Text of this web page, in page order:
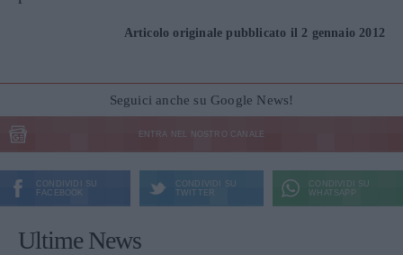
Articolo originale pubblicato il 2 gennaio 2012
Seguici anche su Google News!
ENTRA NEL NOSTRO CANALE
CONDIVIDI SU
FACEBOOK
CONDIVIDI SU
TWITTER
CONDIVIDI SU
WHATSAPP
Ultime News